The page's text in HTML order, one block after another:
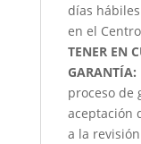
días
en el
TENER EN
GARANTÍA:
proceso de
aceptación
a la